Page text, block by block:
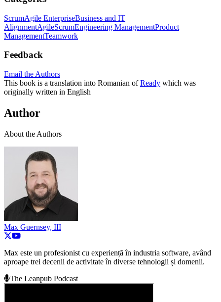
ScrumAgile EnterpriseBusiness and IT
AlignmentAgileScrumEngineering ManagementProduct
ManagementTeamwork
Feedback
Email the Authors
This book is a translation into Romanian ofReady which was
originally written in English
Author
About the Authors
Max Guernsey, III
Max este un profesionist cu experiență în industria software, având
aproape trei decenii de activitate în diverse tehnologii și domenii.
The Leanpub Podcast